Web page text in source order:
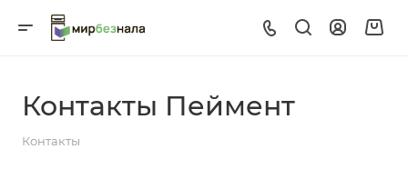
Контакты Пеймент
Контакты